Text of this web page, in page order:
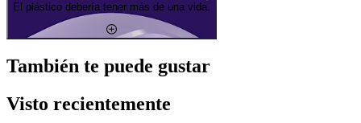
El plástico debería tener más de una vida.
También te puede gustar
Visto recientemente